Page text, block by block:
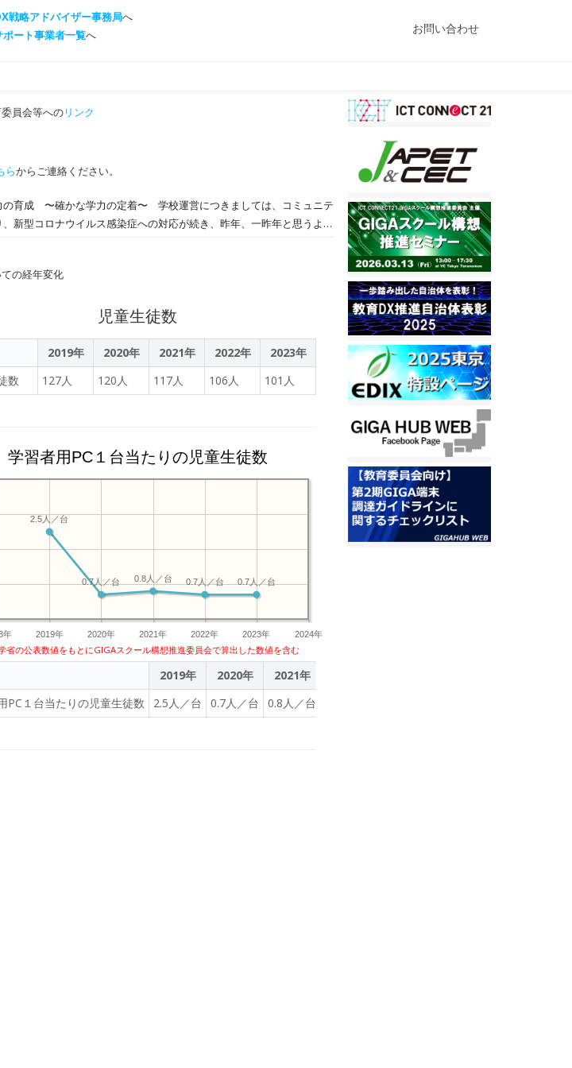
戦略アドバイザー事務局へ
ート事業者一覧へ お問い合わせ
員会等へのリンク
らからご連絡ください。
育成 〜確かな学力の定着〜 学校運営につきましては、コミュニテ
新型コロナウイルス感染症への対応が続き、昨年、一昨年と思うよう
成、給食費の無料化等の支援を継続し、各種検定料の助成により、
ることから、負担軽減のための助成制度を創設いたします。ふるさ
ましては、「生きる力」を支える「知・徳・体」の調和を重視し、伝
までの「何を学ぶのか」に加え、言語活動を重視し、学習意義をよ
い社会を創るという目標を地域と共有し、社会に開かれた教育課程
ることから、町独自に教諭を配置し、指導の個別化を推進し、個別
進展による厳しい挑戦の時代を生き抜く資質・能力を備える人材育
を導入し、学習履歴(スタディ・ログ)を活用するなど、質の高いICT
導体制の整備、個に応じた指導の実現に努めます。
の経年変化
児童生徒数
2019年 2020年 2021年 2022年
2023年
数
127人 120人 117人 106人 101人
人／台
学習者用PC１台当たりの児童生徒数
年 2019年 2020年 2021年 2022年 2023年 2024年
0.7人／台
0.7人／台
0.8人／台
0.7人／台
2.5人／台
省の公表数値をもとにGIGAスクール構想推進委員会で算出した数値を含む
2019年 2020年 2021年
PC１台当たりの児童生徒数
2.5人／台 0.7人／台 0.8人／台